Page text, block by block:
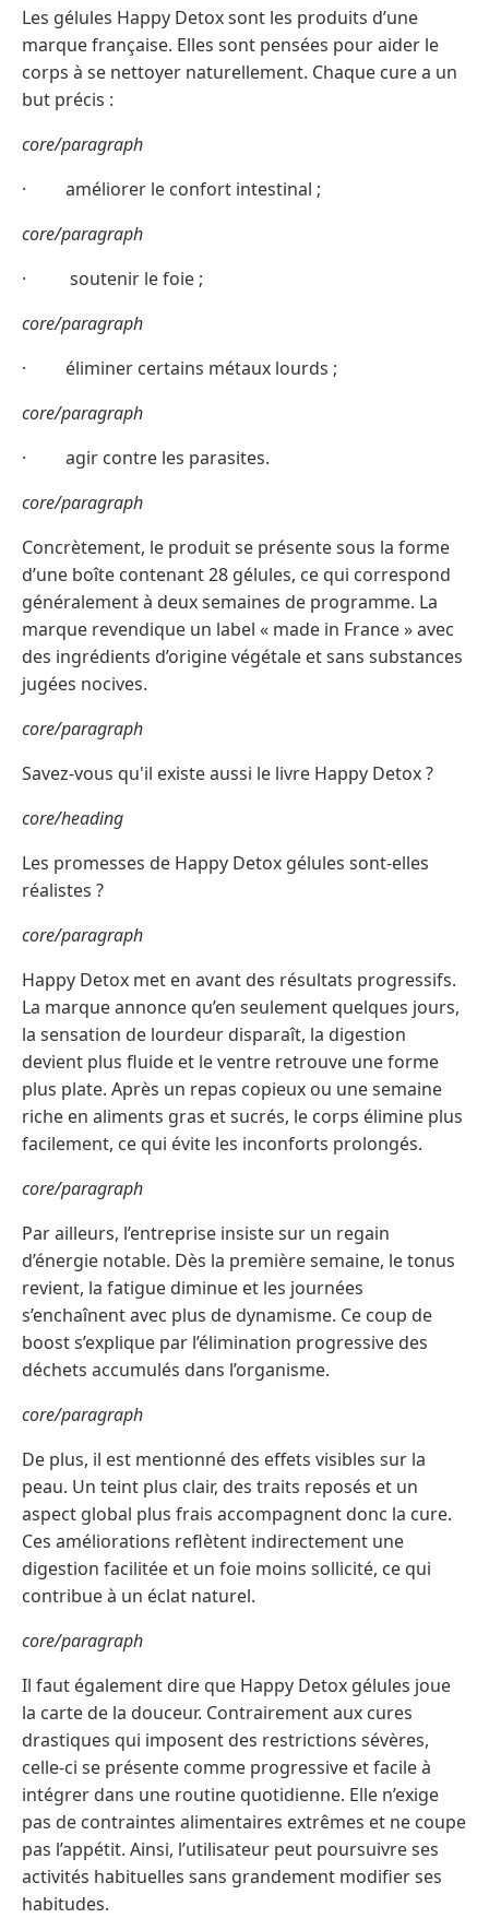
Les gélules Happy Detox sont les produits d’une
marque française. Elles sont pensées pour aider le
corps à se nettoyer naturellement. Chaque cure a un
but précis :
core/paragraph
· améliorer le confort intestinal ;
core/paragraph
· soutenir le foie ;
core/paragraph
· éliminer certains métaux lourds ;
core/paragraph
· agir contre les parasites.
core/paragraph
Concrètement, le produit se présente sous la forme
d’une boîte contenant 28 gélules, ce qui correspond
généralement à deux semaines de programme. La
marque revendique un label « made in France » avec
des ingrédients d’origine végétale et sans substances
jugées nocives.
core/paragraph
Savez-vous qu'il existe aussi le livre Happy Detox ?
core/heading
Les promesses de Happy Detox gélules sont-elles
réalistes ?
core/paragraph
Happy Detox met en avant des résultats progressifs.
La marque annonce qu’en seulement quelques jours,
la sensation de lourdeur disparaît, la digestion
devient plus fluide et le ventre retrouve une forme
plus plate. Après un repas copieux ou une semaine
riche en aliments gras et sucrés, le corps élimine plus
facilement, ce qui évite les inconforts prolongés.
core/paragraph
Par ailleurs, l’entreprise insiste sur un regain
d’énergie notable. Dès la première semaine, le tonus
revient, la fatigue diminue et les journées
s’enchaînent avec plus de dynamisme. Ce coup de
boost s’explique par l’élimination progressive des
déchets accumulés dans l’organisme.
core/paragraph
De plus, il est mentionné des effets visibles sur la
peau. Un teint plus clair, des traits reposés et un
aspect global plus frais accompagnent donc la cure.
Ces améliorations reflètent indirectement une
digestion facilitée et un foie moins sollicité, ce qui
contribue à un éclat naturel.
core/paragraph
Il faut également dire que Happy Detox gélules joue
la carte de la douceur. Contrairement aux cures
drastiques qui imposent des restrictions sévères,
celle-ci se présente comme progressive et facile à
intégrer dans une routine quotidienne. Elle n’exige
pas de contraintes alimentaires extrêmes et ne coupe
pas l’appétit. Ainsi, l’utilisateur peut poursuivre ses
activités habituelles sans grandement modifier ses
habitudes.